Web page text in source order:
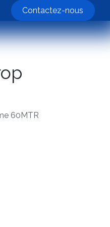
Contactez-nous
60MTR